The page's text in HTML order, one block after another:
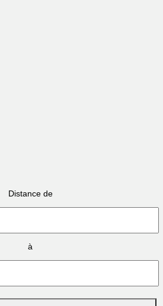
Distance de
à